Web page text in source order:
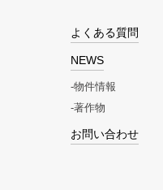
よくある質問
NEWS
物件情報
著作物
お問い合わせ